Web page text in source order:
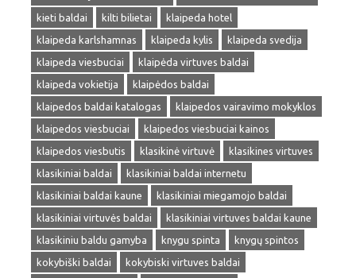
kieti baldai
kilti bilietai
klaipeda hotel
klaipeda karlshamnas
klaipeda kylis
klaipeda svedija
klaipeda viesbuciai
klaipėda virtuves baldai
klaipeda vokietija
klaipėdos baldai
klaipedos baldai katalogas
klaipedos vairavimo mokyklos
klaipedos viesbuciai
klaipedos viesbuciai kainos
klaipedos viesbutis
klasikinė virtuvė
klasikines virtuves
klasikiniai baldai
klasikiniai baldai internetu
klasikiniai baldai kaune
klasikiniai miegamojo baldai
klasikiniai virtuvės baldai
klasikiniai virtuves baldai kaune
klasikiniu baldu gamyba
knygu spinta
knygų spintos
kokybiški baldai
kokybiski virtuves baldai